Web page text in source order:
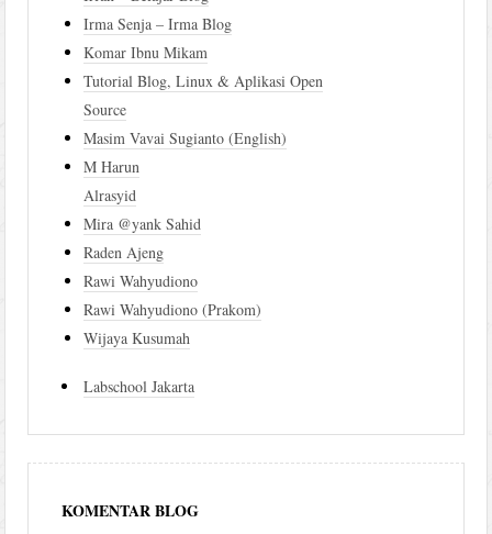
Irma Senja – Irma Blog
Komar Ibnu Mikam
Tutorial Blog, Linux & Aplikasi Open
Source
Masim Vavai Sugianto (English)
M Harun
Alrasyid
Mira @yank Sahid
Raden Ajeng
Rawi Wahyudiono
Rawi Wahyudiono (Prakom)
Wijaya Kusumah
Labschool Jakarta
KOMENTAR BLOG